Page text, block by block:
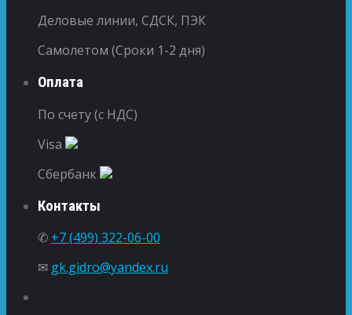
Деловые линии, СДСК, ПЭК
Самолетом (Сроки 1-2 дня)
Оплата
По счету (с НДС)
Visa
Сбербанк
Контакты
✆ +7 (499) 322-06-00
✉ gk.gidro@yandex.ru